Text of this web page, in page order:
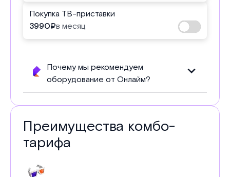
Покупка ТВ-приставки
3990₽в месяц
Почему мы рекомендуем
оборудование от Онлайм?
Преимущества комбо-
тарифа